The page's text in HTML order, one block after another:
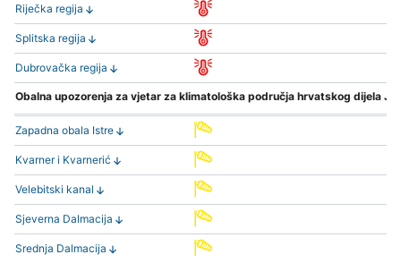
Riječka regija
Splitska regija
Dubrovačka regija
Obalna upozorenja za vjetar za klimatološka područja hrvatskog dijela
Zapadna obala Istre
Kvarner i Kvarnerić
Velebitski kanal
Sjeverna Dalmacija
Srednja Dalmacija